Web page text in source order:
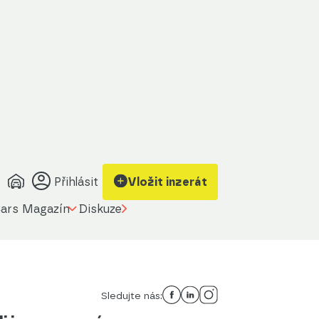
Přihlásit Vložit inzerát
Magazín Diskuze
Sledujte nás: